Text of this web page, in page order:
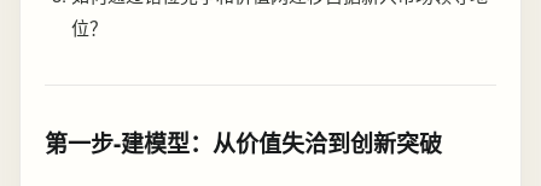
位？
第一步-建模型：从价值失洽到创新突破